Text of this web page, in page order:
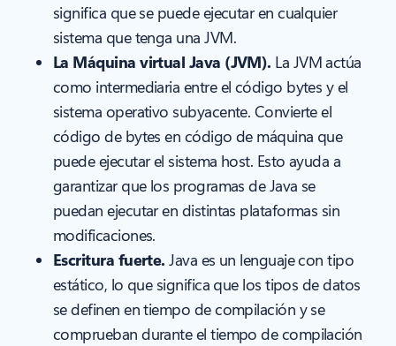
significa que se puede ejecutar en cualquier
sistema que tenga una JVM.
La Máquina virtual Java (JVM). La JVM actúa
como intermediaria entre el código bytes y el
sistema operativo subyacente. Convierte el
código de bytes en código de máquina que
puede ejecutar el sistema host. Esto ayuda a
garantizar que los programas de Java se
puedan ejecutar en distintas plataformas sin
modificaciones.
Escritura fuerte. Java es un lenguaje con tipo
estático, lo que significa que los tipos de datos
se definen en tiempo de compilación y se
comprueban durante el tiempo de compilación